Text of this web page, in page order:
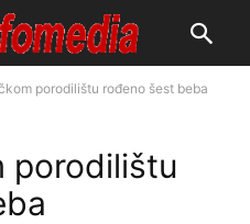
porodilištu rođeno šest beba
porodilištu